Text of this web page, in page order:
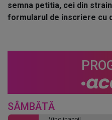
semna petitia, cei din
formularul de inscriere cu
SÂMBĂTĂ